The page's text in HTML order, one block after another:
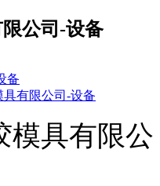
公司-设备
具有限公司-设备
模具有限公